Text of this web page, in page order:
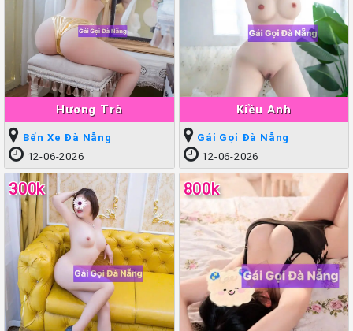
Hương Trà
Bến Xe Đà Nẵng
12-06-2026
Kiều Anh
Gái Gọi Đà Nẵng
12-06-2026
300k 800k